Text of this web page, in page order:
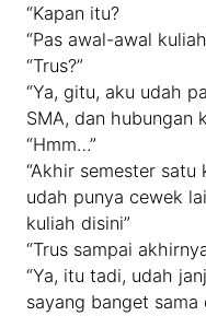
“Kapan itu?
“Pas awal-awal
“Trus?”
“Ya, gitu, aku udah
SMA, dan hubungan
“Hmm…”
“Akhir semester
udah punya cewek
kuliah disini”
“Trus sampai
“Ya, itu tadi, udah
sayang banget